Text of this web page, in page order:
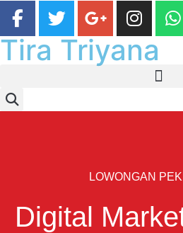
Tira Triyana
LOWONGAN
Digital